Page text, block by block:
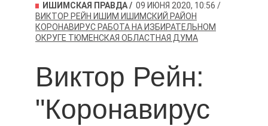
ИШИМСКАЯ ПРАВДА
09 ИЮНЯ 2020, 10:56
ВИКТОР РЕЙН ИШИМ ИШИМСКИЙ РАЙОН
КОРОНАВИРУС РАБОТА НА ИЗБИРАТЕЛЬНОМ
ОКРУГЕ ТЮМЕНСКАЯ ОБЛАСТНАЯ ДУМА
Виктор Рейн:
"Коронавирус